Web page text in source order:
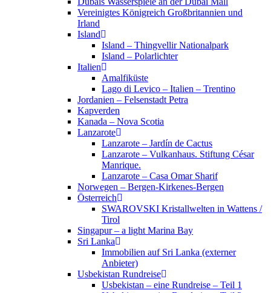
Vereinigtes Königreich Großbritannien und
Irland
Island
Island – Thingvellir Nationalpark
Island – Polarlichter
Italien
Amalfiküste
Lago di Levico – Italien – Trentino
Jordanien – Felsenstadt Petra
Kapverden
Kanada – Nova Scotia
Lanzarote
Lanzarote – Jardín de Cactus
Lanzarote – Vulkanhaus. Stiftung César
Manrique.
Lanzarote – Casa Omar Sharif
Norwegen – Bergen-Kirkenes-Bergen
Österreich
SWAROVSKI Kristallwelten in Wattens /
Tirol
Singapur – a light Marina Bay
Sri Lanka
Immobilien auf Sri Lanka (externer
Anbieter)
Usbekistan Rundreise
Usbekistan – eine Rundreise – Teil 1